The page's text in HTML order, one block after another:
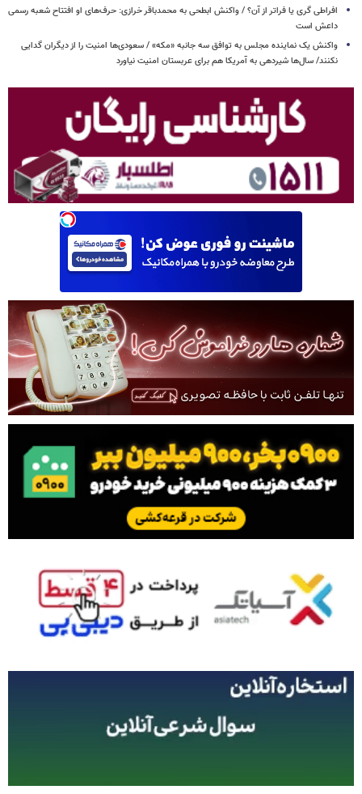
افراطی گری یا فراتر از آن؟ / واکنش ابطحی به محمدباقر خرازی: حرف‌های او افتتاح شعبه رسمی
داعش است
واکنش یک نماینده مجلس به توافق سه جانبه «مکه» / سعودی‌ها امنیت را از دیگران گدایی
نکنند/ سال‌ها شیردهی به آمریکا هم برای عربستان امنیت نیاورد